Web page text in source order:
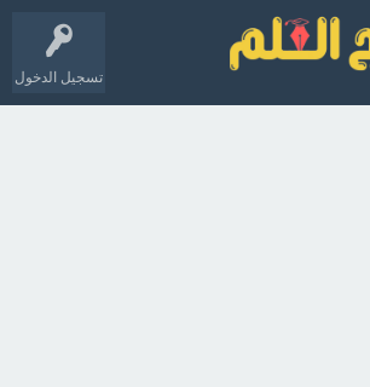
تسجيل الدخول